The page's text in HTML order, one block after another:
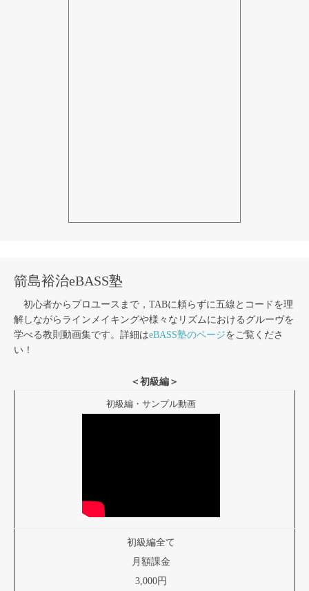
箭島裕治eBASS塾
初心者からプロユースまで，TABに頼らずに五線とコードを理
解しながらラインメイキングや様々なリズムにおけるグルーヴを
学べる教則動画集です。詳細はeBASS塾のページをご覧くださ
い！
＜初級編＞
初級編・サンプル動画
初級編全て
月額課金
3,000円